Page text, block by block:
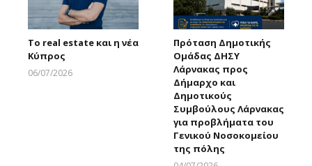
Το real estate και η νέα
Κύπρος
06/07/2026
Πρόταση Δημοτικής
Ομάδας ΔΗΣΥ
Λάρνακας προς
Δήμαρχο και
Δημοτικούς
Συμβούλους Λάρνακας
για προβλήματα του
Γενικού Νοσοκομείου
της πόλης